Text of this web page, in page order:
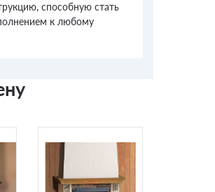
способную стать
к любому